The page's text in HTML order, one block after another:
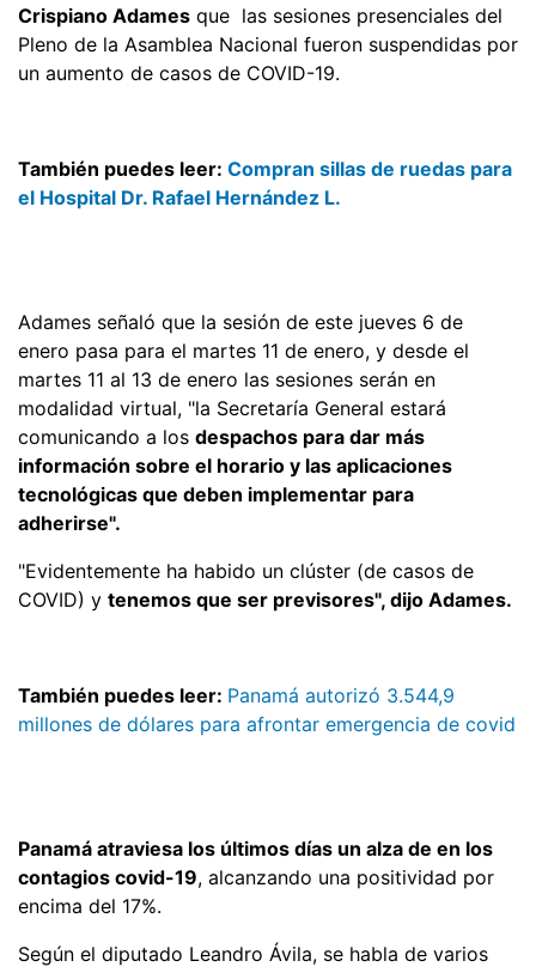
Crispiano Adames que las sesiones presenciales del
Pleno de la Asamblea Nacional fueron suspendidas por
un aumento de casos de COVID-19.
También puedes leer: Compran sillas de ruedas para
el Hospital Dr. Rafael Hernández L.
Adames señaló que la sesión de este jueves 6 de
enero pasa para el martes 11 de enero, y desde el
martes 11 al 13 de enero las sesiones serán en
modalidad virtual, "la Secretaría General estará
comunicando a los despachos para dar más
información sobre el horario y las aplicaciones
tecnológicas que deben implementar para
adherirse".
"Evidentemente ha habido un clúster (de casos de
COVID) y tenemos que ser previsores", dijo Adames.
También puedes leer: Panamá autorizó 3.544,9
millones de dólares para afrontar emergencia de covid
Panamá atraviesa los últimos días un alza de en los
contagios covid-19, alcanzando una positividad por
encima del 17%.
Según el diputado Leandro Ávila, se habla de varios